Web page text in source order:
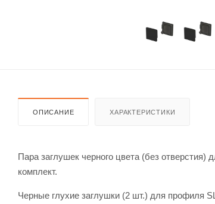
ОПИСАНИЕ ХАРАКТЕРИСТИКИ
Пара заглушек черного цвета (без
комплект.
Черные глухие заглушки (2 шт.) для профиля